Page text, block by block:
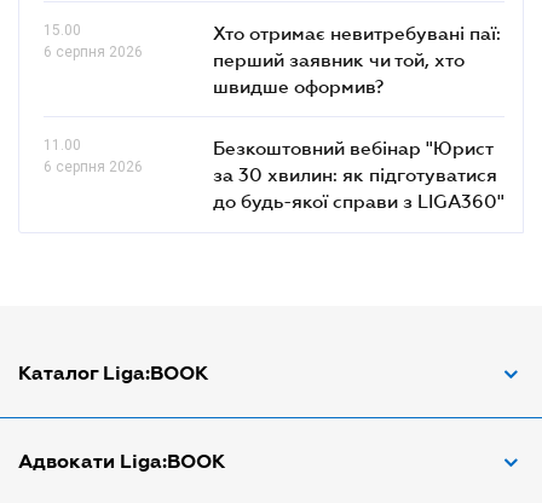
15.00
6 серпня 2026
Хто отримає невитребувані паї:
перший заявник чи той, хто
швидше оформив?
11.00
6 серпня 2026
Безкоштовний вебінар "Юрист
за 30 хвилин: як підготуватися
до будь-якої справи з LIGA360"
Каталог Liga:BOOK
Адвокат по ДТП
Адвокати Liga:BOOK